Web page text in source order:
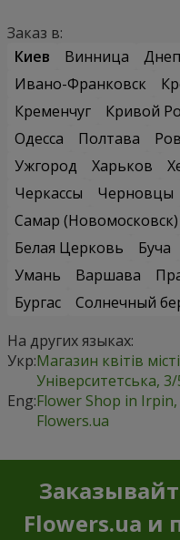
Заказ в:
Киев
Винница
Ивано-Франковск
Кременчуг
Кривой
Одесса
Полтава
Ужгород
Харьков
Черкассы
Черновцы
Самар (Новомосковск)
Белая Церковь
Буча
Умань
Варшава
Бургас
Солнечный
На других языках:
Укр:Магазин квітів
Університетська,
Eng:Flower Shop in
Flowers.ua
Flowers.ua и